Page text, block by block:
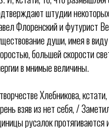
штудии
Флоренский и футурист
души, имея в
большей скорости
в мнимые величины.
Хлебникова,
взяв из нет себя, /
русалок